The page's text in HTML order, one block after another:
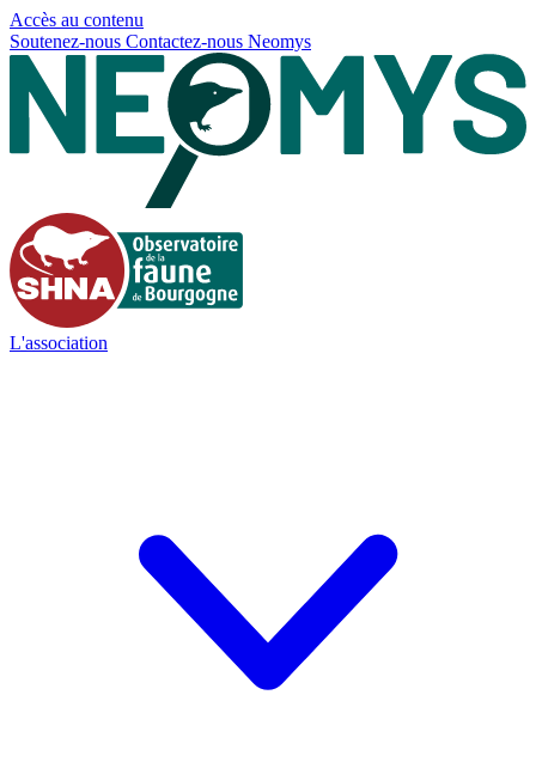
Accès au contenu
Soutenez-nous Contactez-nous Neomys
L'association
Panneau de gestion des cookies